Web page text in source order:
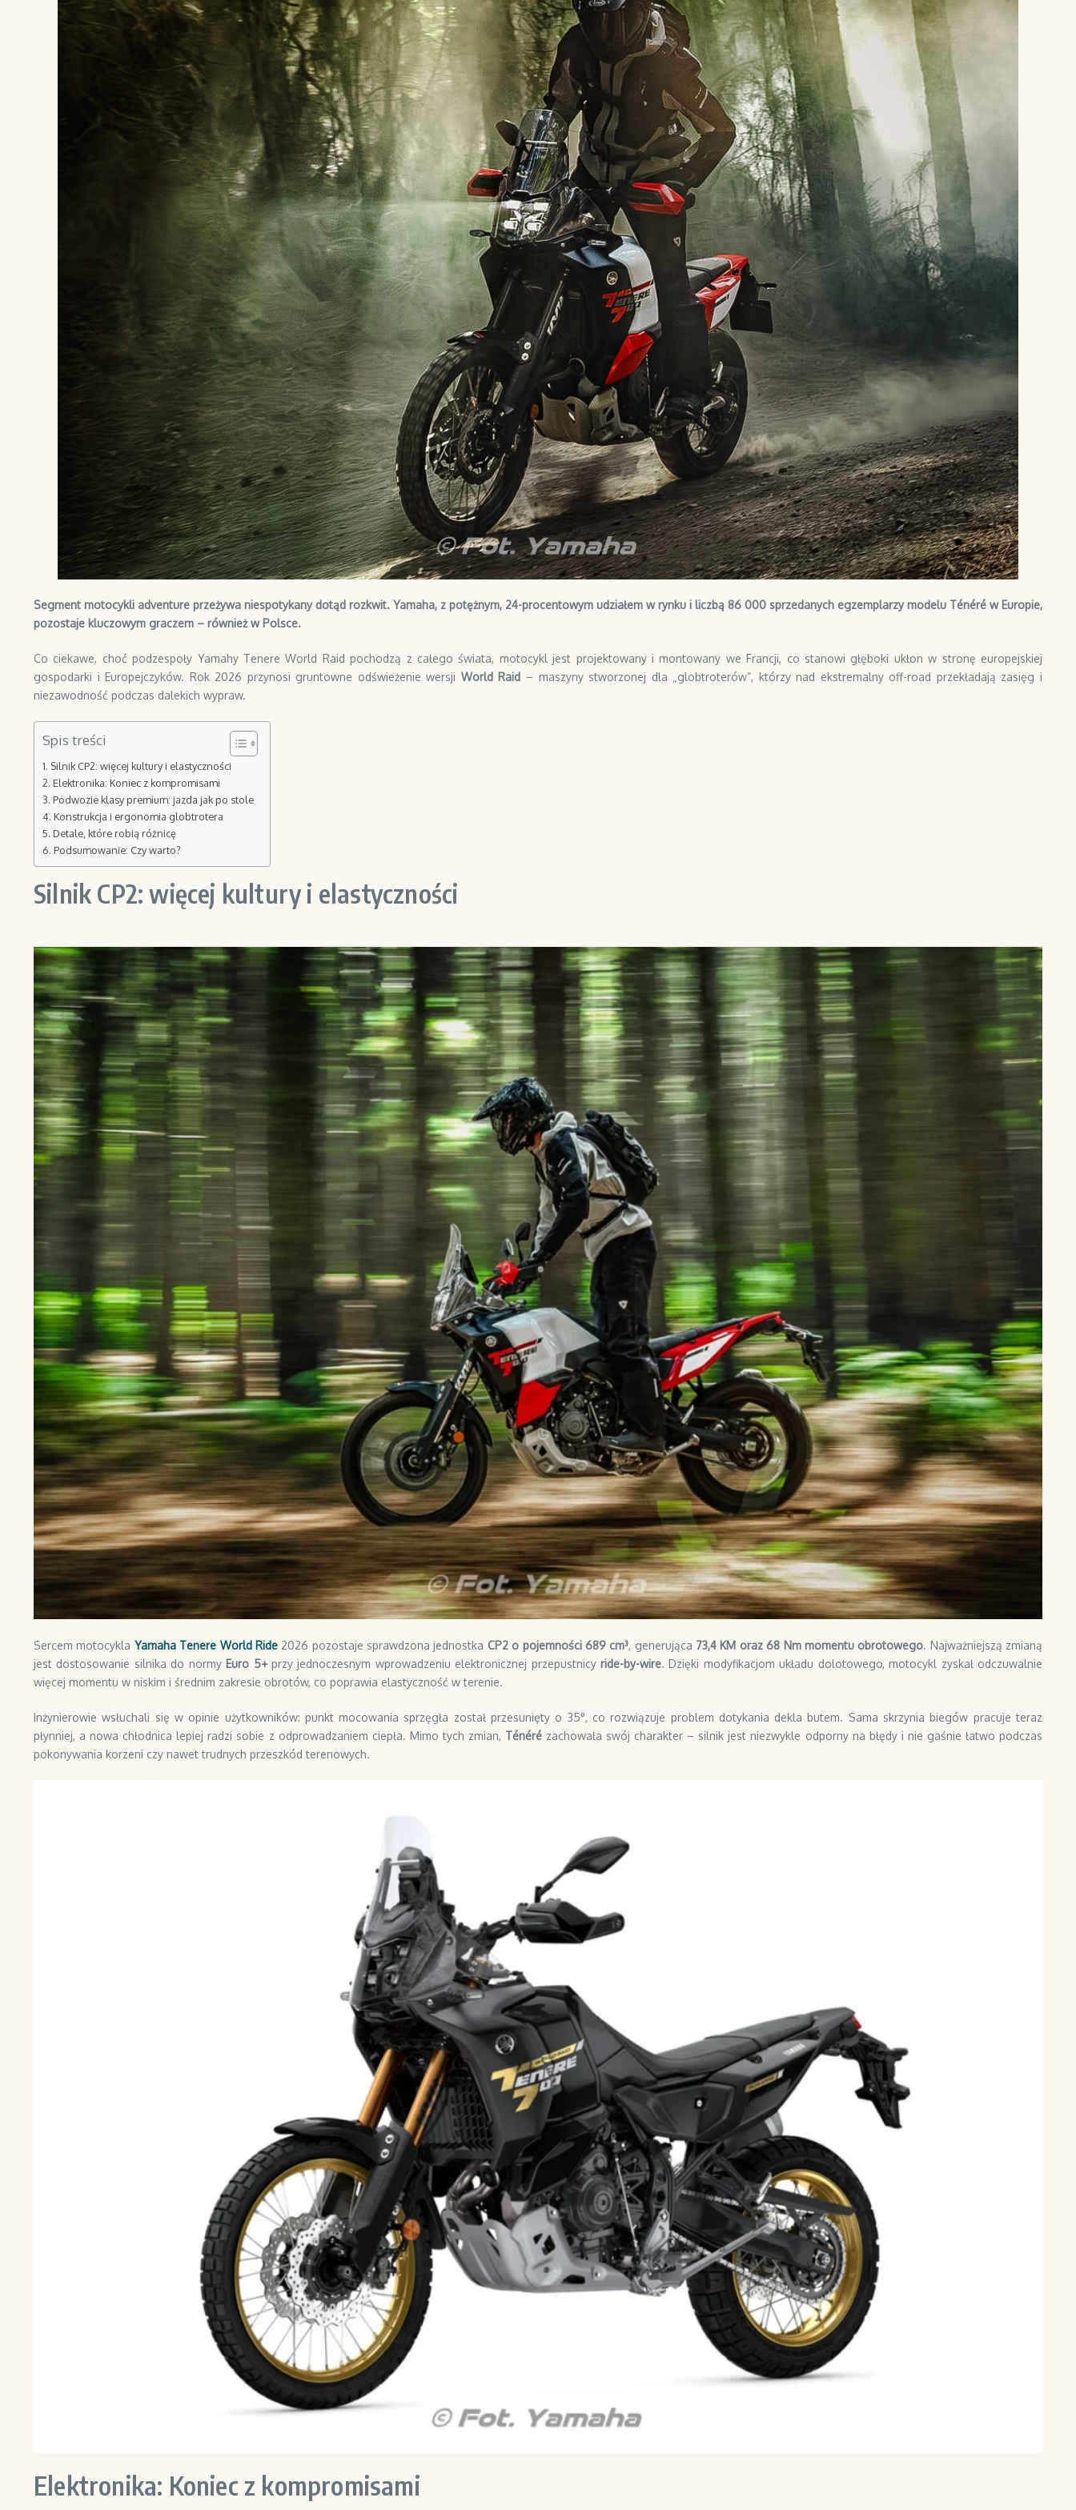
Segment motocykli adventure przeżywa niespotykany dotąd rozkwit. Yamaha, z potężnym, 24-procentowym udziałem w rynku i liczbą 86 000 sprzedanych egzemplarzy modelu Ténéré w Europie,
pozostaje kluczowym graczem – również w Polsce.
Co ciekawe, choć podzespoły Yamahy Tenere World Raid pochodzą z całego świata, motocykl jest projektowany i montowany we Francji, co stanowi głęboki ukłon w stronę europejskiej
gospodarki i Europejczyków. Rok 2026 przynosi gruntowne odświeżenie wersji World Raid – maszyny stworzonej dla „globtroterów”, którzy nad ekstremalny off-road przekładają zasięg i
niezawodność podczas dalekich wypraw.
Spis treści
Silnik CP2: więcej kultury i elastyczności
Elektronika: Koniec z kompromisami
Podwozie klasy premium: jazda jak po stole
Konstrukcja i ergonomia globtrotera
Detale, które robią różnicę
Podsumowanie: Czy warto?
Silnik CP2: więcej kultury i elastyczności
Sercem motocykla Yamaha Tenere World Ride2026 pozostaje sprawdzona jednostka CP2 o pojemności 689 cm³, generująca 73,4 KM oraz 68 Nm momentu obrotowego. Najważniejszą zmianą
jest dostosowanie silnika do normy Euro 5+przy jednoczesnym wprowadzeniu elektronicznej przepustnicyride-by-wire. Dzięki modyfikacjom układu dolotowego, motocykl zyskał odczuwalnie
więcej momentu w niskim i średnim zakresie obrotów, co poprawia elastyczność w terenie.
Inżynierowie wsłuchali się w opinie użytkowników: punkt mocowania sprzęgła został przesunięty o 35°, co rozwiązuje problem dotykania dekla butem. Sama skrzynia biegów pracuje teraz
płynniej, a nowa chłodnica lepiej radzi sobie z odprowadzaniem ciepła. Mimo tych zmian, Ténérézachowała swój charakter – silnik jest niezwykle odporny na błędy i nie gaśnie łatwo podczas
pokonywania korzeni czy nawet trudnych przeszkód terenowych.
Elektronika: Koniec z kompromisami